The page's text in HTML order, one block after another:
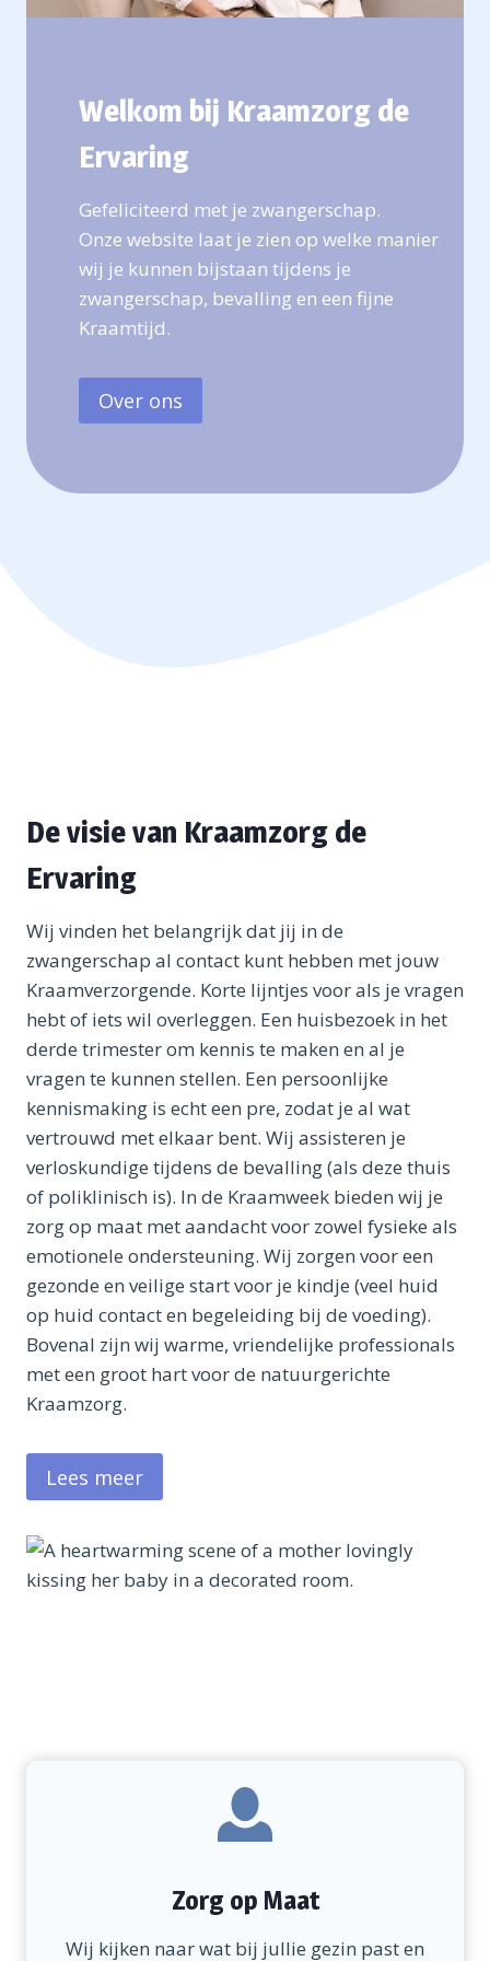
Welkom bij Kraamzorg de
Ervaring
Gefeliciteerd met je zwangerschap.
Onze website laat je zien op welke manier
wij je kunnen bijstaan tijdens je
zwangerschap, bevalling en een fijne
Kraamtijd.
Over ons
De visie van Kraamzorg de
Ervaring
Wij vinden het belangrijk dat jij in de
zwangerschap al contact kunt hebben met jouw
Kraamverzorgende. Korte lijntjes voor als je vragen
hebt of iets wil overleggen. Een huisbezoek in het
derde trimester om kennis te maken en al je
vragen te kunnen stellen. Een persoonlijke
kennismaking is echt een pre, zodat je al wat
vertrouwd met elkaar bent. Wij assisteren je
verloskundige tijdens de bevalling (als deze thuis
of poliklinisch is). In de Kraamweek bieden wij je
zorg op maat met aandacht voor zowel fysieke als
emotionele ondersteuning. Wij zorgen voor een
gezonde en veilige start voor je kindje (veel huid
op huid contact en begeleiding bij de voeding).
Bovenal zijn wij warme, vriendelijke professionals
met een groot hart voor de natuurgerichte
Kraamzorg.
Lees meer
Zorg op Maat
Wij kijken naar wat bij jullie gezin past en